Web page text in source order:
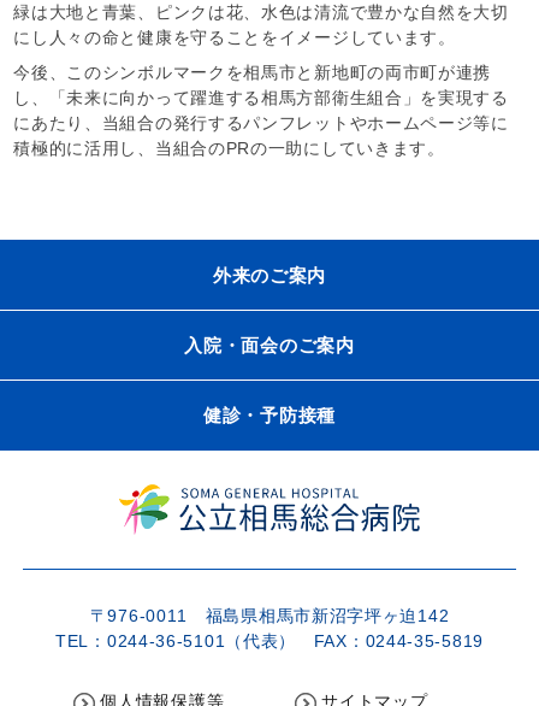
緑は大地と青葉、ピンクは花、水色は清流で豊かな自然を大切
にし人々の命と健康を守ることをイメージしています。
今後、このシンボルマークを相馬市と新地町の両市町が連携
し、「未来に向かって躍進する相馬方部衛生組合」を実現する
にあたり、当組合の発行するパンフレットやホームページ等に
積極的に活用し、当組合のPRの一助にしていきます。
外来のご案内
入院・面会のご案内
健診・予防接種
〒976-0011 福島県相馬市新沼字坪ヶ迫142
TEL：0244-36-5101（代表） FAX：0244-35-5819
個人情報保護等 サイトマップ